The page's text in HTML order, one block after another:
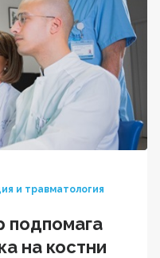
и травматология
подпомага
на костни